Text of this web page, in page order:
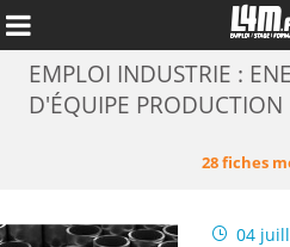
EMPLOI INDUSTRIE :
D'ÉQUIPE PRODUCTION
28 fiches
04